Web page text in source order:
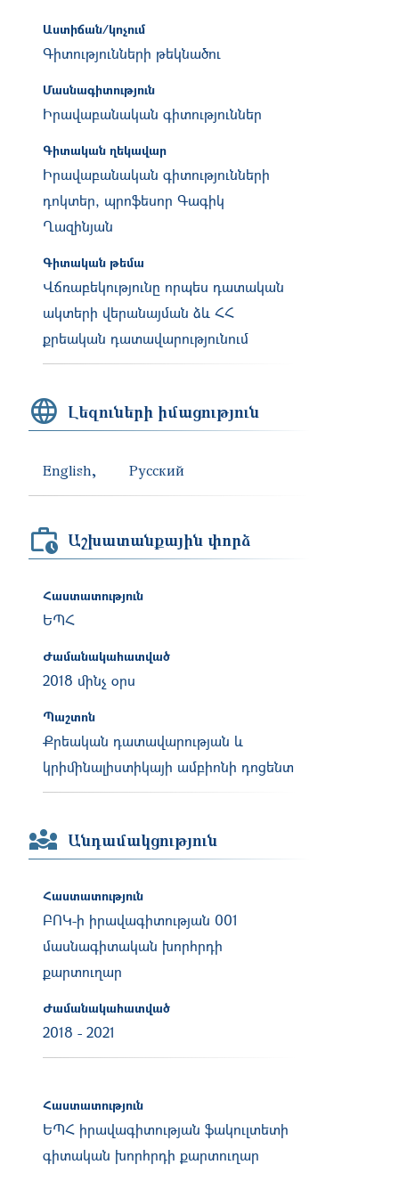
Աստիճան/կոչում
Գիտությունների թեկնածու
Մասնագիտություն
Իրավաբանական գիտություններ
Գիտական ղեկավար
Իրավաբանական գիտությունների
դոկտեր, պրոֆեսոր Գագիկ
Ղազինյան
Գիտական թեմա
Վճռաբեկությունը որպես դատական
ակտերի վերանայման ձև ՀՀ
քրեական դատավարությունում
Լեզուների իմացություն
English Русский
Աշխատանքային փորձ
Հաստատություն
ԵՊՀ
Ժամանակահատված
2018 մինչ օրս
Պաշտոն
Քրեական դատավարության և
կրիմինալիստիկայի ամբիոնի դոցենտ
Անդամակցություն
Հաստատություն
ԲՈԿ-ի իրավագիտության 001
մասնագիտական խորհրդի
քարտուղար
Ժամանակահատված
2018 - 2021
Հաստատություն
ԵՊՀ իրավագիտության ֆակուլտետի
գիտական խորհրդի քարտուղար